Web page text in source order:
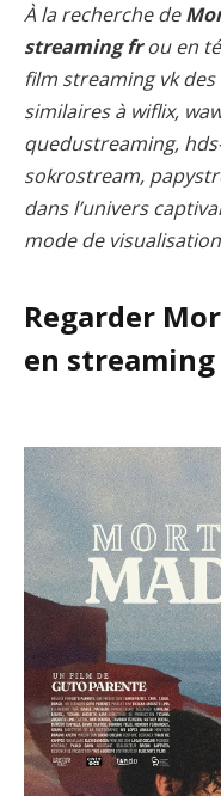
À la recherche de
streaming frou en
film streaming vk
similaires à wiflix,
quedustreaming,
sokrostream,
dans l’univers
mode de
Regarder
en